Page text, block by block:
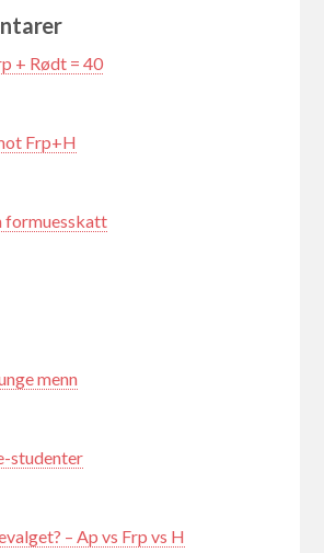
+ Rødt = 40
Frp+H
formuesskatt
menn
studenter
– Ap vs Frp vs H